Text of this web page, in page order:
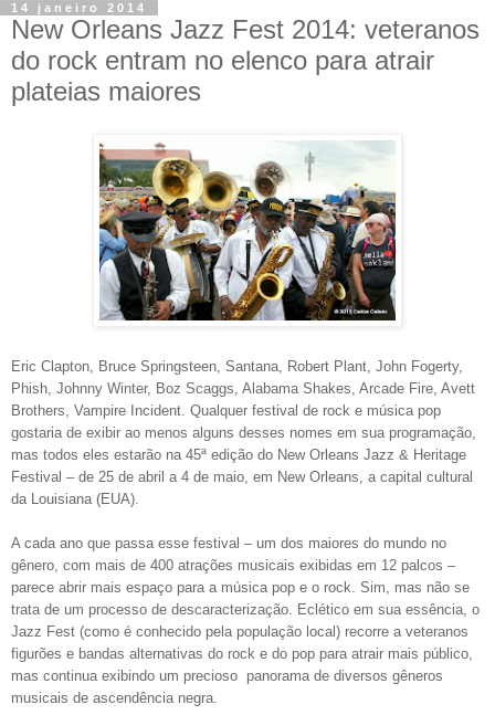
14 janeiro 2014
New Orleans Jazz Fest 2014: veteranos
do rock entram no elenco para atrair
plateias maiores
Eric Clapton, Bruce Springsteen, Santana, Robert Plant, John Fogerty,
Phish, Johnny Winter, Boz Scaggs, Alabama Shakes, Arcade Fire, Avett
Brothers, Vampire Incident. Qualquer festival de rock e música pop
gostaria de exibir ao menos alguns desses nomes em sua programação,
mas todos eles estarão na 45ª edição do New Orleans Jazz & Heritage
Festival – de 25 de abril a 4 de maio, em New Orleans, a capital cultural
da Louisiana (EUA).
A cada ano que passa esse festival – um dos maiores do mundo no
gênero, com mais de 400 atrações musicais exibidas em 12 palcos –
parece abrir mais espaço para a música pop e o rock. Sim, mas não se
trata de um processo de descaracterização. Eclético em sua essência, o
Jazz Fest (como é conhecido pela população local) recorre a veteranos
figurões e bandas alternativas do rock e do pop para atrair mais público,
mas continua exibindo um precioso panorama de diversos gêneros
musicais de ascendência negra.